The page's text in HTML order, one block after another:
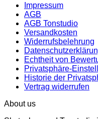
Impressum
AGB
AGB Tonstudio
Versandkosten
Widerrufsbelehrung
Echtheit von
Privatsphäre-
Historie der
Vertrag widerrufen
About us